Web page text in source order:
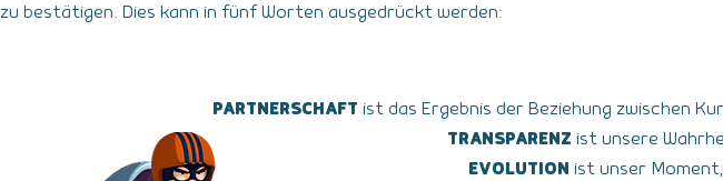
zu bestätigen. Dies kann in fünf Worten ausgedrückt werden:
PARTNERSCHAFT ist das Ergebnis der Beziehung zwischen
TRANSPARENZ ist unsere
EVOLUTION ist unser